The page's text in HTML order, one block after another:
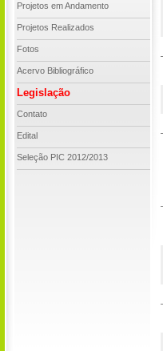
Projetos em Andamento
Projetos Realizados
Fotos
Acervo Bibliográfico
Legislação
Contato
Edital
Seleção PIC 2012/2013